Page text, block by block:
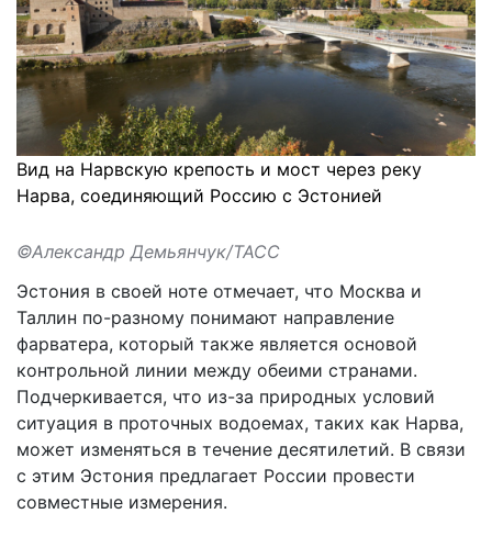
Вид на Нарвскую крепость и мост через реку
Нарва, соединяющий Россию с Эстонией
©Александр Демьянчук/ТАСС
Эстония в своей ноте отмечает, что Москва и
Таллин по-разному понимают направление
фарватера, который также является основой
контрольной линии между обеими странами.
Подчеркивается, что из-за природных условий
ситуация в проточных водоемах, таких как Нарва,
может изменяться в течение десятилетий. В связи
с этим Эстония предлагает России провести
совместные измерения.